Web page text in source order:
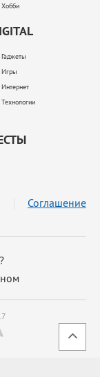
Хобби
Гаджеты
Игры
Интернет
Технологии
Соглашение